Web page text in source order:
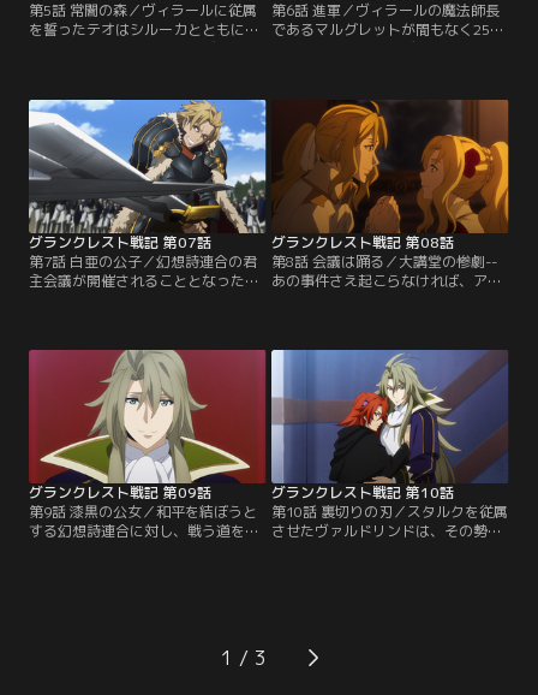
第5話 常闇の森／ヴィラールに従属
を誓ったテオはシルーカとともに、
アルトゥークへと向かう。ヴィラー
た。はるか昔、人々はデーモンロー
ドに対抗するべく、吸血鬼や人狼の
力を得た。その後は各々に領地を持
って平和に暮らしていたはずだが、
ふたつの種族はいま争いの最中にあ
るという…。【提供：バンダイチャ
ンネル】
第6話 進軍／ヴィラールの魔法師長
であるマルグレットが間もなく25歳
の誕生日を迎える。ヴィラールに仕
っている。盛大に開かれた誕生祝い
の宴。集まった者たちは口々に感謝
の意や別れを惜しむ気持ちをマルグ
レットに伝える。そんな中で、ヴィ
ラールはマルグレットの手を取り、
ダンスに誘う…。【提供：バンダイ
チャンネル】
グランクレスト戦記 第07話
第7話 白亜の公子／幻想詩連合の君
主会議が開催されることとなった。
平定を試みる。テオが向かう先は、
フォービスの独立君主ラドヴァン・
トーリアスが統治する港湾都市。ラ
ドヴァンの居城を攻略するために
は、まず港湾都市を攻略する必要が
あるが…。【提供：バンダイチャン
ネル】
グランクレスト戦記 第08話
第8話 会議は踊る／大講堂の惨劇--
あの事件さえ起こらなければ、アレ
人。お互いの立場を知っても想いは
変わらず、幻想詩連合と大工房同盟
は、真実の愛によって一つとなるは
ずだったのだ。だが、その願いは引
き裂かれてしまった。父に代わって
盟主となった二人は…。【提供：バ
ンダイチャンネル】
グランクレスト戦記 第09話
第9話 漆黒の公女／和平を結ぼうと
する幻想詩連合に対し、戦う道を選
忠誠を誓ったヴィラールの意志は固
く、それどころか城を離れるように
グランクレスト戦記 第10話
第10話 裏切りの刃／スタルクを従属
させたヴァルドリンドは、その勢い
つてヴィラールを慕っていたダルタ
ニア太子ミルザー・クーチェス。ヴ
1